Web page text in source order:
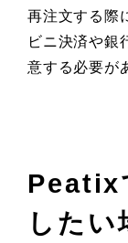
再注文する際
ビニ決済や銀
意する必要が
Peatix
したい